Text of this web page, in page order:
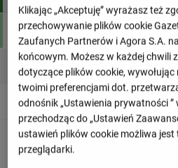
2 Turcja
Gruzja
4 Bułgaria
Awans Awans na MŚ
Klikając „Akceptuję” wyrażasz też
przechowywanie plików cookie
Zaufanych Partnerów i Agora S.A.
końcowym. Możesz w każdej chwili
dotyczące plików cookie,
twoimi preferencjami dot.
odnośnik „Ustawienia prywatności ”
przechodząc do „Ustawień
ustawień plików cookie możliwa
przeglądarki.